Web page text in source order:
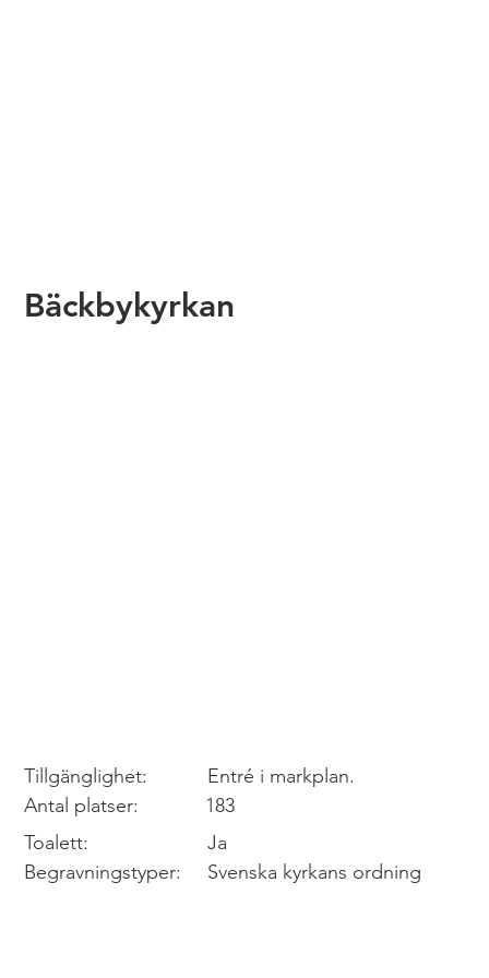
Bäckbykyrkan
Antal platser: 183
Tillgänglighet: Entré i markplan.
Ja
Toalett:
Svenska kyrkans ordning
Begravningstyper: